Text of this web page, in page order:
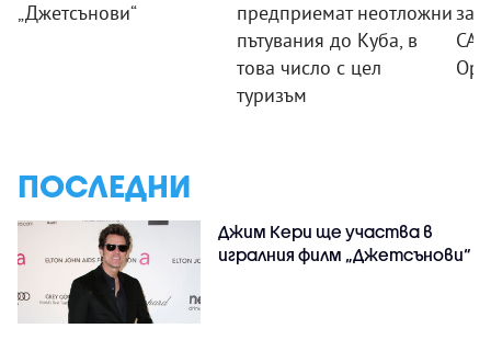
„Джетсънови“
предприемат неотложни
пътувания до Куба, в
това число с цел
туризъм
ПОСЛЕДНИ
Джим Кери ще участва в
игралния филм „Джетсънови“